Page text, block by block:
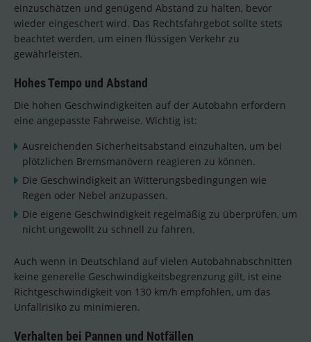
einzuschätzen und genügend Abstand zu halten, bevor
wieder eingeschert wird. Das Rechtsfahrgebot sollte stets
beachtet werden, um einen flüssigen Verkehr zu
gewährleisten.
Hohes Tempo und Abstand
Die hohen Geschwindigkeiten auf der Autobahn erfordern
eine angepasste Fahrweise. Wichtig ist:
Ausreichenden Sicherheitsabstand einzuhalten, um bei
plötzlichen Bremsmanövern reagieren zu können.
Die Geschwindigkeit an Witterungsbedingungen wie
Regen oder Nebel anzupassen.
Die eigene Geschwindigkeit regelmäßig zu überprüfen, um
nicht ungewollt zu schnell zu fahren.
Auch wenn in Deutschland auf vielen Autobahnabschnitten
keine generelle Geschwindigkeitsbegrenzung gilt, ist eine
Richtgeschwindigkeit von 130 km/h empfohlen, um das
Unfallrisiko zu minimieren.
Verhalten bei Pannen und Notfällen